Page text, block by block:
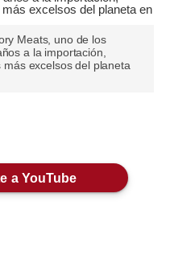
Meats, uno de los
a la importación,
excelsos del planeta
a YouTube